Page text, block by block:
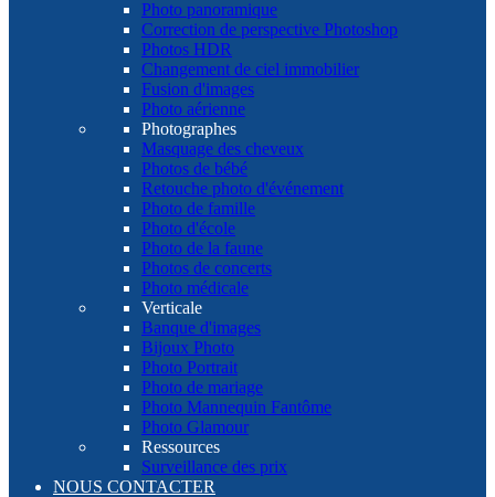
Photo panoramique
Correction de perspective Photoshop
Photos HDR
Changement de ciel immobilier
Fusion d'images
Photo aérienne
Photographes
Masquage des cheveux
Photos de bébé
Retouche photo d'événement
Photo de famille
Photo d'école
Photo de la faune
Photos de concerts
Photo médicale
Verticale
Banque d'images
Bijoux Photo
Photo Portrait
Photo de mariage
Photo Mannequin Fantôme
Photo Glamour
Ressources
Surveillance des prix
NOUS CONTACTER